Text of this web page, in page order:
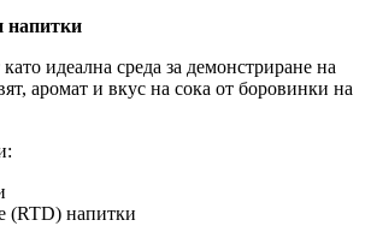
напитки
идеална среда за демонстриране на
аромат и вкус на сока от боровинки на
(RTD) напитки